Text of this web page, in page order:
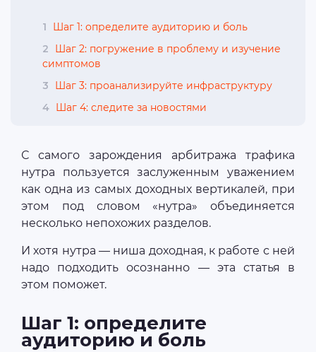
1
Шаг 1: определите аудиторию и боль
2
Шаг 2: погружение в проблему и изучение
симптомов
3
Шаг 3: проанализируйте инфраструктуру
4 Шаг 4: следите за новостями
С самого зарождения арбитража трафика
нутра пользуется заслуженным уважением
как одна из самых доходных вертикалей, при
этом под словом «нутра» объединяется
несколько непохожих разделов.
И хотя нутра — ниша доходная, к работе с ней
надо подходить осознанно — эта статья в
этом поможет.
Шаг 1: определите
аудиторию и боль